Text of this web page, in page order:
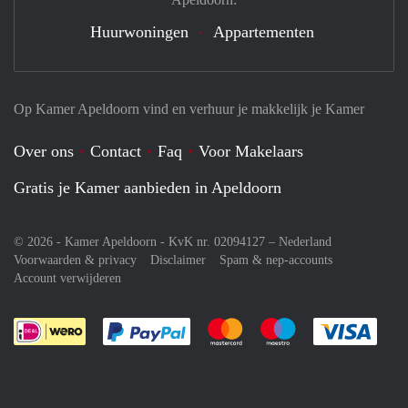
Op Kamer Apeldoorn vind en verhuur je makkelijk je Kamer
Over ons Contact Faq
Voor Makelaars
Gratis je Kamer aanbieden in Apeldoorn
© 2026 - Kamer Apeldoorn - KvK nr. 02094127 – Nederland
Voorwaarden & privacy
Disclaimer
Spam & nep-accounts
Account verwijderen
Je rekent gemakkelijk af met Paypal
Je rekent gemakkelijk af met
Je rekent
Huurwoningen Appartementen